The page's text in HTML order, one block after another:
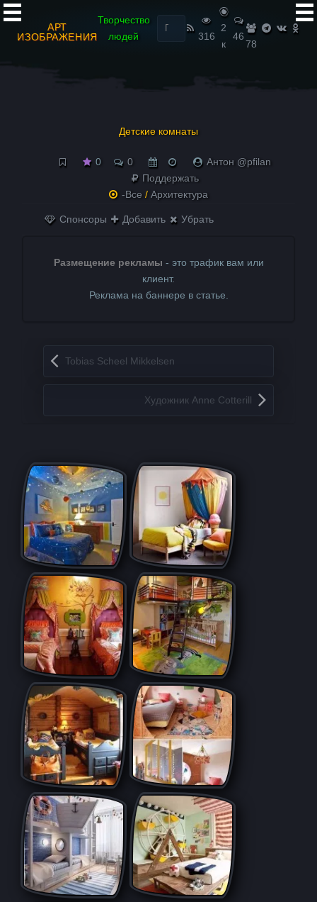
АРТ
ИЗОБРАЖЕНИЯ
Творчество
людей
Найти:
316
2
к
46
78
Детские комнаты
0 0
Антон @pfilan
Поддержать
-Все / Архитектура
Спонсоры Добавить Убрать
Размещение рекламы - это трафик вам или
клиент.
Реклама на баннере в статье.
Запись навигация
Tobias Scheel Mikkelsen
Художник Anne Cotterill